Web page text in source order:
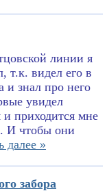
линии я
т.к. видел его в
и знал про него
увидел
приходится мне
И чтобы они
далее »
забора